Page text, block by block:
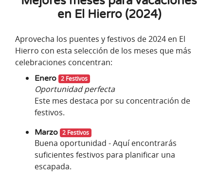
en El Hierro (2024)
Aprovecha los puentes y festivos de 2024 en El
Hierro con esta selección de los meses que más
celebraciones concentran:
Enero 2 Festivos
Oportunidad perfecta
Este mes destaca por su concentración de
festivos.
Marzo 2 Festivos
Buena oportunidad - Aquí encontrarás
suficientes festivos para planificar una
escapada.